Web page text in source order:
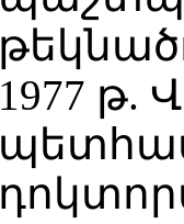
1977 թ.